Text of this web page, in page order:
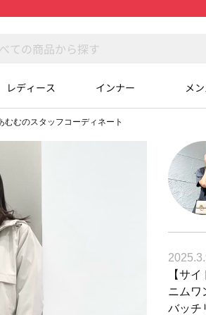
レディース インナー メ
むむのスタッフコーディネート
【サ
ニムワ
バッチ